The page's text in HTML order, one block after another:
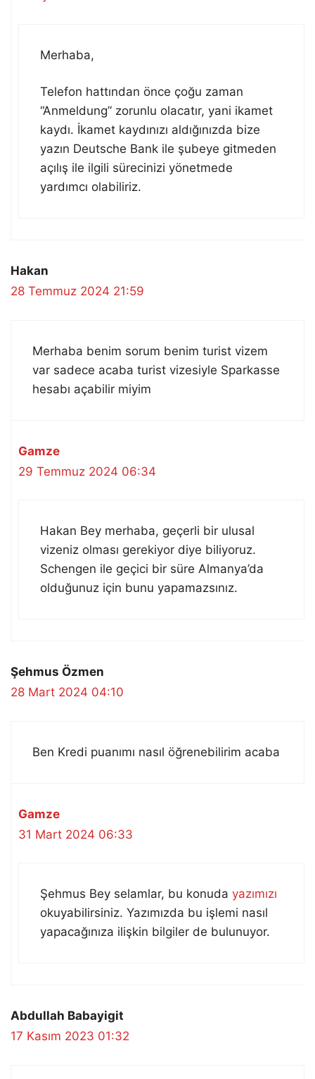
Merhaba,
Telefon hattından önce çoğu zaman
“Anmeldung” zorunlu olacatır, yani ikamet
kaydı. İkamet kaydınızı aldığınızda bize
yazın Deutsche Bank ile şubeye gitmeden
açılış ile ilgili sürecinizi yönetmede
yardımcı olabiliriz.
Hakan
28 Temmuz 2024 21:59
Merhaba benim sorum benim turist vizem
var sadece acaba turist vizesiyle Sparkasse
hesabı açabilir miyim
Gamze
29 Temmuz 2024 06:34
Hakan Bey merhaba, geçerli bir ulusal
vizeniz olması gerekiyor diye biliyoruz.
Schengen ile geçici bir süre Almanya’da
olduğunuz için bunu yapamazsınız.
Şehmus Özmen
28 Mart 2024 04:10
Ben Kredi puanımı nasıl öğrenebilirim acaba
Gamze
31 Mart 2024 06:33
Şehmus Bey selamlar, bu konuda yazımızı
okuyabilirsiniz. Yazımızda bu işlemi nasıl
yapacağınıza ilişkin bilgiler de bulunuyor.
Abdullah Babayigit
17 Kasım 2023 01:32